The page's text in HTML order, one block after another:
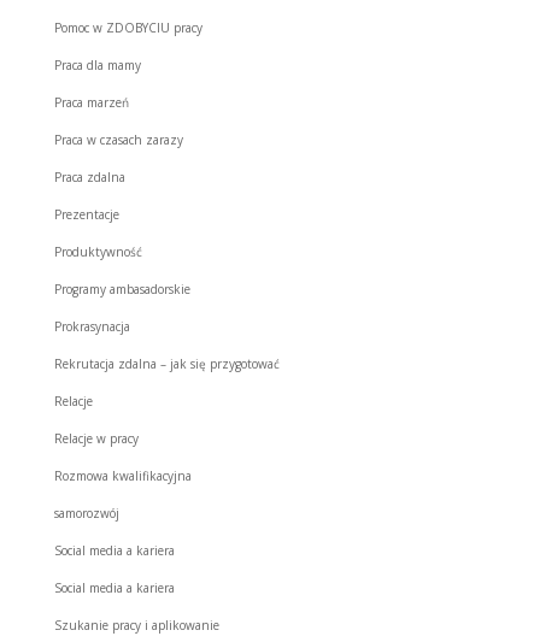
Pomoc w ZDOBYCIU pracy
Praca dla mamy
Praca marzeń
Praca w czasach zarazy
Praca zdalna
Prezentacje
Produktywność
Programy ambasadorskie
Prokrasynacja
Rekrutacja zdalna – jak się przygotować
Relacje
Relacje w pracy
Rozmowa kwalifikacyjna
samorozwój
Social media a kariera
Social media a kariera
Szukanie pracy i aplikowanie